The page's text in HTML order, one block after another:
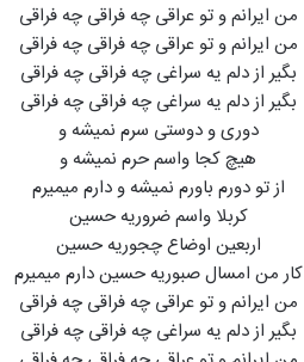
من ایرانم و تو عراقی چه فراقی چه فراقی
من ایرانم و تو عراقی چه فراقی چه فراقی
بگیر از دلم یه سراغی چه فراقی چه فراقی
بگیر از دلم یه سراغی چه فراقی چه فراقی
دوری و دوستی سرم نمیشه و
هیچ کجا واسم حرم نمیشه و
از تو دورم باورم نمیشه و دارم میمیرم
کربلا واسم ضروریه حسین
اربعین اوضاع چجوریه حسین
کار من امسال صبوریه حسین دارم میمیرم
من ایرانم و تو عراقی چه فراقی چه فراقی
بگیر از دلم یه سراغی چه فراقی چه فراقی